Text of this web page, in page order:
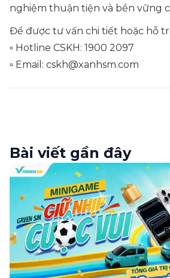
nghiệm thuận tiện và bền vững
Để được tư vấn chi tiết hoặc hỗ
▫ Hotline CSKH: 1900 2097
▫ Email: cskh@xanhsm.com
Bài viết gần đây